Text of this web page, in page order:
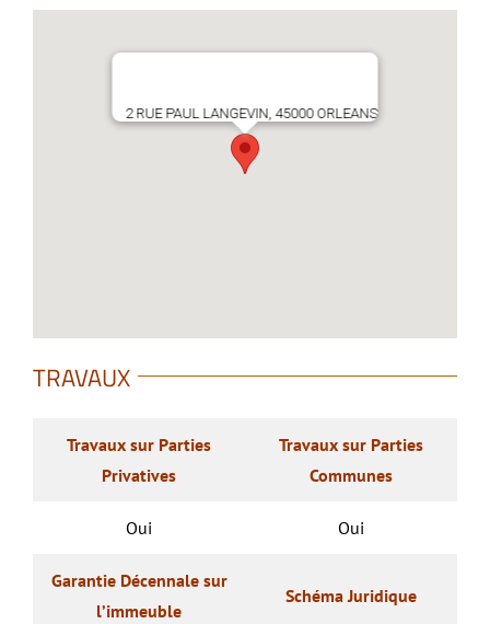
2 RUE PAUL LANGEVIN, 45000 ORLEANS
TRAVAUX
Travaux sur Parties
Privatives
Travaux sur Parties
Communes
Oui Oui
Garantie Décennale sur
l’immeuble
Schéma Juridique